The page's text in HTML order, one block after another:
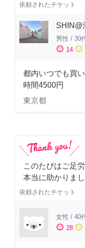
依頼されたチケット
SHIN@
男性 / 30
sentiment_satisfied 14 sentiment_neutral
都内いつでも買
時間4500円
東京都
このたびはご足
本当に助かりま
依頼されたチケット
女性 / 40
sentiment_satisfied 28 sentiment_neutral